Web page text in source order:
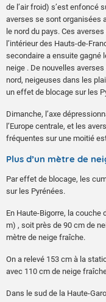
de l’air froid) s’est enfoncé
averses se sont organisées
le nord du pays. Ces
l’intérieur des Hauts-de-
secondaire a ensuite gagné
neige . De nouvelles
nord, neigeuses dans les
un effet de blocage sur les
Dimanche, l’axe
l’Europe centrale, et les
fréquentes sur une moitié
Plus d’un mètre de
Par effet de blocage, les
sur les Pyrénées.
En Haute-Bigorre, la couche
m) , soit près de 90 cm de
mètre de neige fraîche.
On a relevé 153 cm à la
avec 110 cm de neige
Dans le sud de la Haute-